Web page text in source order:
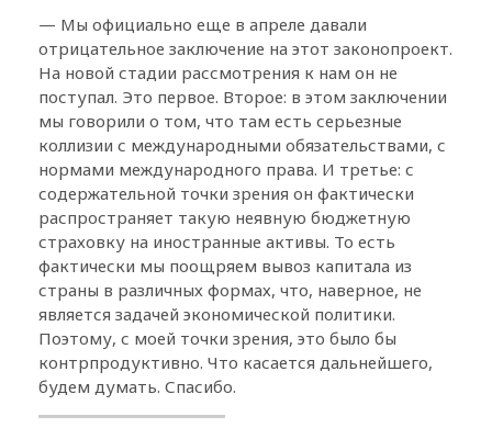
— Мы официально еще в апреле давали
отрицательное заключение на этот законопроект.
На новой стадии рассмотрения к нам он не
поступал. Это первое. Второе: в этом заключении
мы говорили о том, что там есть серьезные
коллизии с международными обязательствами, с
нормами международного права. И третье: с
содержательной точки зрения он фактически
распространяет такую неявную бюджетную
страховку на иностранные активы. То есть
фактически мы поощряем вывоз капитала из
страны в различных формах, что, наверное, не
является задачей экономической политики.
Поэтому, с моей точки зрения, это было бы
контрпродуктивно. Что касается дальнейшего,
будем думать. Спасибо.